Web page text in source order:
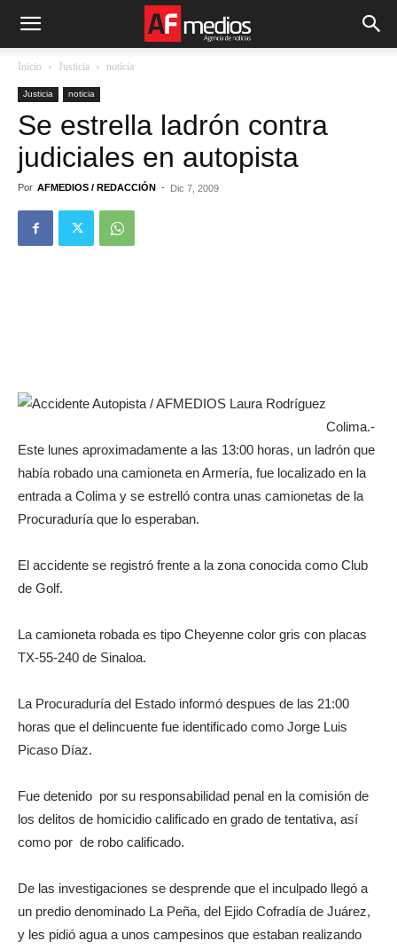
Inicio Justicia noticia
Justicia noticia
Se estrella ladrón contra
judiciales en autopista
Por AFMEDIOS / REDACCIÓN - Dic 7, 2009
Colima.-
Este lunes aproximadamente a las 13:00 horas, un ladrón que
había robado una camioneta en Armería, fue localizado en la
entrada a Colima y se estrelló contra unas camionetas de la
Procuraduría que lo esperaban.
El accidente se registró frente a la zona conocida como Club
de Golf.
La camioneta robada es tipo Cheyenne color gris con placas
TX-55-240 de Sinaloa.
La Procuraduría del Estado informó despues de las 21:00
horas que el delincuente fue identificado como Jorge Luis
Picaso Díaz.
Fue detenido por su responsabilidad penal en la comisión de
los delitos de homicidio calificado en grado de tentativa, así
como por de robo calificado.
De las investigaciones se desprende que el inculpado llegó a
un predio denominado La Peña, del Ejido Cofradía de Juárez,
y les pidió agua a unos campesinos que estaban realizando